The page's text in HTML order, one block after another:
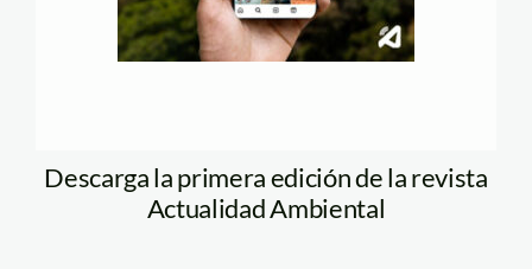
Descarga la primera edición de la revista
Actualidad Ambiental